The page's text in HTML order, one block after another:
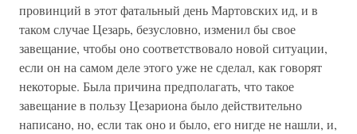
провинций в этот фатальный день Мартовских ид, и в
таком случае Цезарь, безусловно, изменил бы свое
завещание, чтобы оно соответствовало новой ситуации,
если он на самом деле этого уже не сделал, как говорят
некоторые. Была причина предполагать, что такое
завещание в пользу Цезариона было действительно
написано, но, если так оно и было, его нигде не нашли, и,